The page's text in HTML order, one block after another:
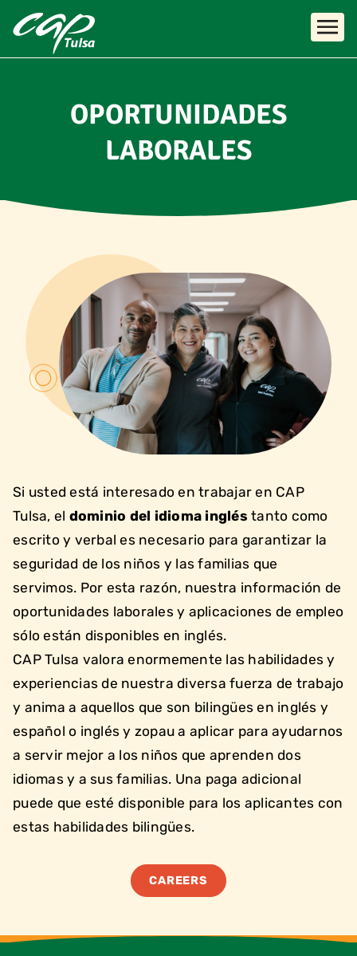
Skip to main content
OPORTUNIDADES
LABORALES
Si usted está interesado en trabajar en CAP
Tulsa, el dominio del idioma inglés tanto como
escrito y verbal es necesario para garantizar la
seguridad de los niños y las familias que
servimos. Por esta razón, nuestra información de
oportunidades laborales y aplicaciones de empleo
sólo están disponibles en inglés.
CAP Tulsa valora enormemente las habilidades y
experiencias de nuestra diversa fuerza de trabajo
y anima a aquellos que son bilingües en inglés y
español o inglés y zopau a aplicar para ayudarnos
a servir mejor a los niños que aprenden dos
idiomas y a sus familias. Una paga adicional
puede que esté disponible para los aplicantes con
estas habilidades bilingües.
CAREERS